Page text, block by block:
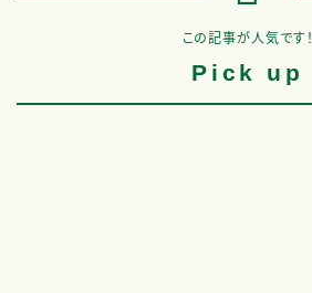
この記事が人気です！
Pick up